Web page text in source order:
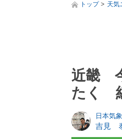
トップ 天気
近畿
たく
日本気
吉見